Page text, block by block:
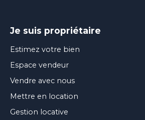
Je suis propriétaire
Estimez votre bien
Espace vendeur
Vendre avec nous
Mettre en location
Gestion locative